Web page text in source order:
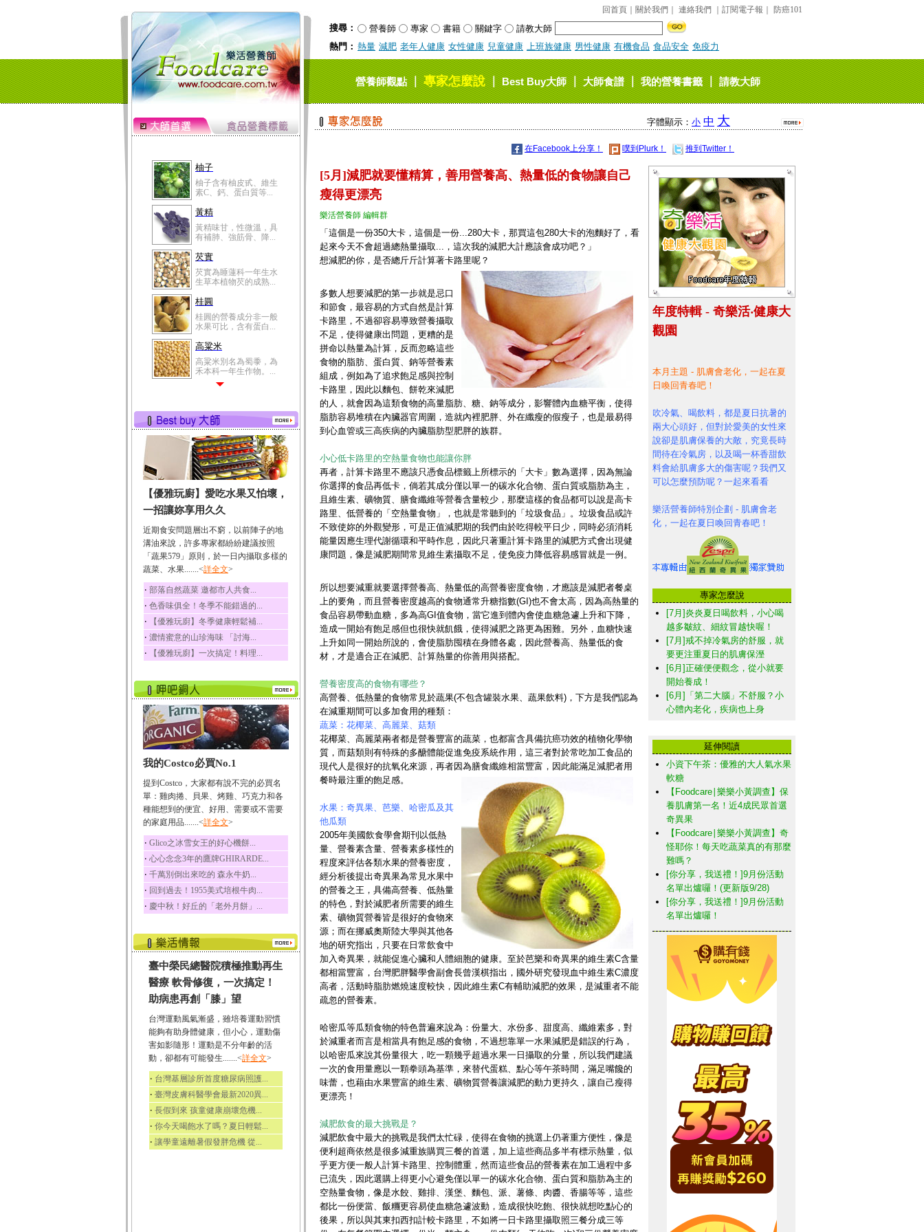
回首頁 關於我們 連絡我們 訂閱電子報 防癌101
搜尋： 營養師 專家 書籍 關鍵字
請教大師
熱門： 熱量 減肥 老年人健康 女性健康 兒童健康 上班族健康 男性健康 有機食品 食品安全 免疫力
營養師觀點｜專家怎麼說｜Best Buy大師｜大師食譜｜我的營養書籤｜請教大師
柚子含有柚皮甙、維生
素C、鈣、蛋白質等...
黃精
黃精味甘，性微溫，具
有補肺、強筋骨、降...
芡實
芡實為睡蓮科一年生水
生草本植物芡的成熟...
桂圓
桂圓的營養成分非一般
水果可比，含有蛋白...
高粱米
高粱米別名為蜀黍，為
禾本科一年生作物。...
鯽魚
鯽魚裡所含的營養成分
鮪魚
鮪魚肚肉中的不飽和脂
肪酸內富含EPA和DH...
韭菜
韭菜所含的膳食纖維能
冬瓜
量極低是水腫病人的...
豆豉
豆豉裡頭含有營養的蛋
白質、脂肪、鈣、磷...
榛果
榛果裡所含的營養素有
蛋白質、脂肪、醣類...
迷迭香
迷迭香 裡頭含有咖啡
酸、迷迭香酸、植物...
咖啡
咖啡中的咖啡因會刺激
中樞神經系統，特別...
椰子
椰子含有糖類、脂肪、
蛋白質、維生素及多...
荔枝
荔枝性質溫和所含的營
養素有醣類、檸檬酸...
五味子
養成分有揮發油、檸...
草魚
草魚含有維生素A、維生
素C、及豐富的蛋白...
【優雅玩廚】愛吃水果又怕壞，
一招讓妳享用久久
近期食安問題層出不窮，以前陣子的地
溝油來說，許多專家都紛紛建議按照
「蔬果579」原則，於一日內攝取多樣的
蔬菜、水果.......<詳全文>
‧ 部落自然蔬菜 邀都市人共食...
‧ 色香味俱全！冬季不能錯過的...
‧ 【優雅玩廚】冬季健康輕鬆補...
‧ 濃情蜜意的山珍海味 「討海...
‧ 【優雅玩廚】一次搞定！料理...
我的Costco必買No.1
提到Costco，大家都有說不完的必買名
單：雞肉捲、貝果、烤雞、巧克力和各
種能想到的便宜、好用、需要或不需要
的家庭用品.......<詳全文>
‧ Glico之冰雪女王的好心機餅...
‧ 心心念念3年的鷹牌GHIRARDE...
‧ 千萬別倒出來吃的 森永牛奶...
‧ 回到過去！1955美式培根牛肉...
‧ 慶中秋！好丘的「老外月餅」...
臺中榮民總醫院積極推動再生
醫療 軟骨修復，一次搞定！
助病患再創「膝」望
台灣運動風氣漸盛，雖培養運動習慣
能夠有助身體健康，但小心，運動傷
害如影隨形！運動是不分年齡的活
動，卻都有可能發生.......<詳全文>
‧ 台灣基層診所首度糖尿病照護...
‧ 臺灣皮膚科醫學會最新2020異...
‧ 長假到來 孩童健康崩壞危機...
‧ 你今天喝飽水了嗎？夏日輕鬆...
‧ 讓學童遠離暑假發胖危機 從...
字體顯示： 小 中 大
在Facebook上分享！ 噗到Plurk！ 推到Twitter！
[5月]減肥就要懂精算，善用營養高、熱量低的食物讓自己
瘦得更漂亮
樂活營養師 編輯群
「這個是一份350大卡，這個是一份...280大卡，那買這包280大卡的泡麵好了，看
起來今天不會超過總熱量攝取...，這次我的減肥大計應該會成功吧？」
想減肥的你，是否總斤斤計算著卡路里呢？
多數人想要減肥的第一步就是忌口
和節食，最容易的方式自然是計算
卡路里，不過卻容易導致營養攝取
不足，使得健康出問題，更糟的是
拼命以熱量為計算，反而忽略這些
食物的脂肪、蛋白質、鈉等營養素
組成，例如為了追求飽足感與控制
卡路里，因此以麵包、餅乾來減肥
的人，就會因為這類食物的高量脂肪、糖、鈉等成分，影響體內血糖平衡，使得
脂肪容易堆積在內臟器官周圍，造就內裡肥胖、外在纖瘦的假瘦子，也是最易得
到心血管或三高疾病的內臟脂肪型肥胖的族群。
小心低卡路里的空熱量食物也能讓你胖
再者，計算卡路里不應該只憑食品標籤上所標示的「大卡」數為選擇，因為無論
你選擇的食品再低卡，倘若其成分僅以單一的碳水化合物、蛋白質或脂肪為主，
且維生素、礦物質、膳食纖維等營養含量較少，那麼這樣的食品都可以說是高卡
路里、低營養的「空熱量食物」，也就是常聽到的「垃圾食品」。垃圾食品或許
不致使妳的外觀變形，可是正值減肥期的我們由於吃得較平日少，同時必須消耗
能量因應生理代謝循環和平時作息，因此只著重計算卡路里的減肥方式會出現健
康問題，像是減肥期間常見維生素攝取不足，使免疫力降低容易感冒就是一例。
所以想要減重就要選擇營養高、熱量低的高營養密度食物，才應該是減肥者餐桌
上的要角，而且營養密度越高的食物通常升糖指數(GI)也不會太高，因為高熱量的
食品容易帶動血糖，多為高GI值食物，當它進到體內會使血糖急遽上升和下降，
造成一開始有飽足感但也很快就飢餓，使得減肥之路更為困難。另外，血糖快速
上升如同一開始所說的，會使脂肪囤積在身體各處，因此營養高、熱量低的食
材，才是適合正在減肥、計算熱量的你善用與搭配。
營養密度高的食物有哪些？
高營養、低熱量的食物常見於蔬果(不包含罐裝水果、蔬果飲料)，下方是我們認為
在減重期間可以多加食用的種類：
蔬菜：花椰菜、高麗菜、菇類
花椰菜、高麗菜兩者都是營養豐富的蔬菜，也都富含具備抗癌功效的植物化學物
質，而菇類則有特殊的多醣體能促進免疫系統作用，這三者對於常吃加工食品的
現代人是很好的抗氧化來源，再者因為膳食纖維相當豐富，因此能滿足減肥者用
餐時最注重的飽足感。
水果：奇異果、芭樂、哈密瓜及其
他瓜類
2005年美國飲食學會期刊以低熱
量、營養素含量、營養素多樣性的
程度來評估各類水果的營養密度，
經分析後提出奇異果為常見水果中
的營養之王，具備高營養、低熱量
的特色，對於減肥者所需要的維生
素、礦物質營養皆是很好的食物來
源；而在挪威奧斯陸大學與其他各
地的研究指出，只要在日常飲食中
加入奇異果，就能促進心臟和人體細胞的健康。至於芭樂和奇異果的維生素C含量
都相當豐富，台灣肥胖醫學會副會長曾漢棋指出，國外研究發現血中維生素C濃度
高者，活動時脂肪燃燒速度較快，因此維生素C有輔助減肥的效果，是減重者不能
疏忽的營養素。
哈密瓜等瓜類食物的特色普遍來說為：份量大、水份多、甜度高、纖維素多，對
於減重者而言是相當具有飽足感的食物，不過想靠單一水果減肥是錯誤的行為，
以哈密瓜來說其份量很大，吃一顆幾乎超過水果一日攝取的分量，所以我們建議
一次的食用量應以一顆拳頭為基準，來替代蛋糕、點心等午茶時間，滿足嘴饞的
味蕾，也藉由水果豐富的維生素、礦物質營養讓減肥的動力更持久，讓自己瘦得
更漂亮！
減肥飲食的最大挑戰是？
減肥飲食中最大的挑戰是我們太忙碌，使得在食物的挑選上仍著重方便性，像是
便利超商依然是很多減重族購買三餐的首選，加上這些商品多半有標示熱量，似
乎更方便一般人計算卡路里、控制體重，然而這些食品的營養素在加工過程中多
已流失，因此選購上得更小心避免僅以單一的碳水化合物、蛋白質和脂肪為主的
空熱量食物，像是水餃、雞排、漢堡、麵包、派、薯條、肉醬、香腸等等，這些
都比一份便當、飯糰更容易使血糖急遽波動，造成很快吃飽、很快就想吃點心的
後果，所以與其東扣西扣計較卡路里，不如將一日卡路里攝取照三餐分成三等
年度特輯 - 奇樂活‧健康大
觀園
本月主題 - 肌膚會老化，一起在夏
日喚回青春吧！
吹冷氣、喝飲料，都是夏日抗暑的
兩大心頭好，但對於愛美的女性來
說卻是肌膚保養的大敵，究竟長時
間待在冷氣房，以及喝一杯香甜飲
料會給肌膚多大的傷害呢？我們又
可以怎麼預防呢？一起來看看
樂活營養師特別企劃 - 肌膚會老
化，一起在夏日喚回青春吧！
專家怎麼說
[7月]炎炎夏日喝飲料，小心喝
越多皺紋、細紋冒越快喔！
[7月]戒不掉冷氣房的舒服，就
要更注重夏日的肌膚保溼
[6月]正確便便觀念，從小就要
開始養成！
[6月]「第二大腦」不舒服？小
心體內老化，疾病也上身
延伸閱讀
小資下午茶：優雅的大人氣水果
軟糖
【Foodcare∣樂樂小黃調查】保
養肌膚第一名！近4成民眾首選
奇異果
【Foodcare∣樂樂小黃調查】奇
怪耶你！每天吃蔬菜真的有那麼
難嗎？
[你分享，我送禮！]9月份活動
名單出爐囉！(更新版9/28)
[你分享，我送禮！]9月份活動
名單出爐囉！